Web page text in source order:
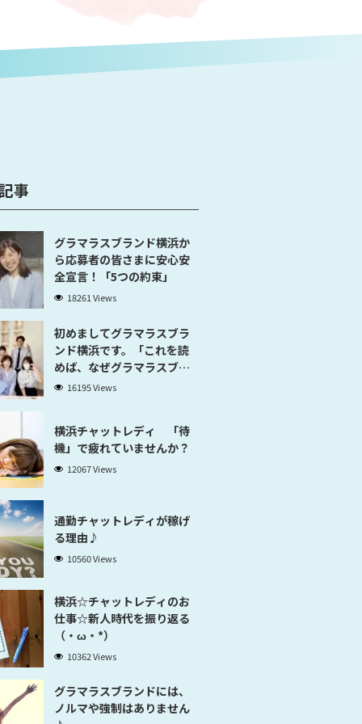
事
グラマラスブランド横浜か
ら応募者の皆さまに安心安
全宣言！「5つの約束」
18261 Views
初めましてグラマラスブラ
ンド横浜です。「これを読
めば、なぜグラマラスブラ
ンド横浜だと稼げるのかが
16195 Views
横浜チャットレディ 「待
機」で疲れていませんか？
12067 Views
通勤チャットレディが稼げ
る理由♪
10560 Views
横浜☆チャットレディのお
仕事☆新人時代を振り返る
（・ω・*）
10362 Views
グラマラスブランドには、
ノルマや強制はありません